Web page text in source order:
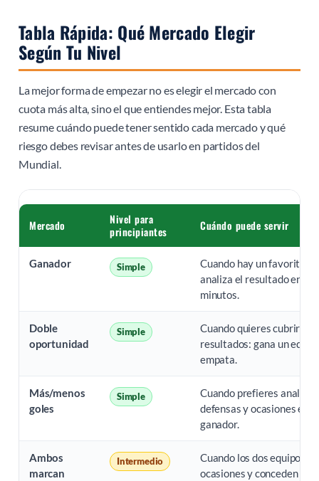
Tabla Rápida: Qué Mercado Elegir
Según Tu Nivel
La mejor forma de empezar no es elegir el mercado con
cuota más alta, sino el que entiendes mejor. Esta tabla
resume cuándo puede tener sentido cada mercado y qué
riesgo debes revisar antes de usarlo en partidos del
Mundial.
Mercado
Nivel para
principiantes
Cuándo puede servir
Ganador Simple
Cuando hay un favorito
analiza el resultado en 90
minutos.
Doble
oportunidad
Simple
Cuando quieres cubrir dos
resultados: gana un
empata.
Más/menos
goles
Simple
Cuando prefieres
defensas y ocasiones en
ganador.
Ambos
marcan
Intermedio
Cuando los dos equipos
ocasiones y conceden